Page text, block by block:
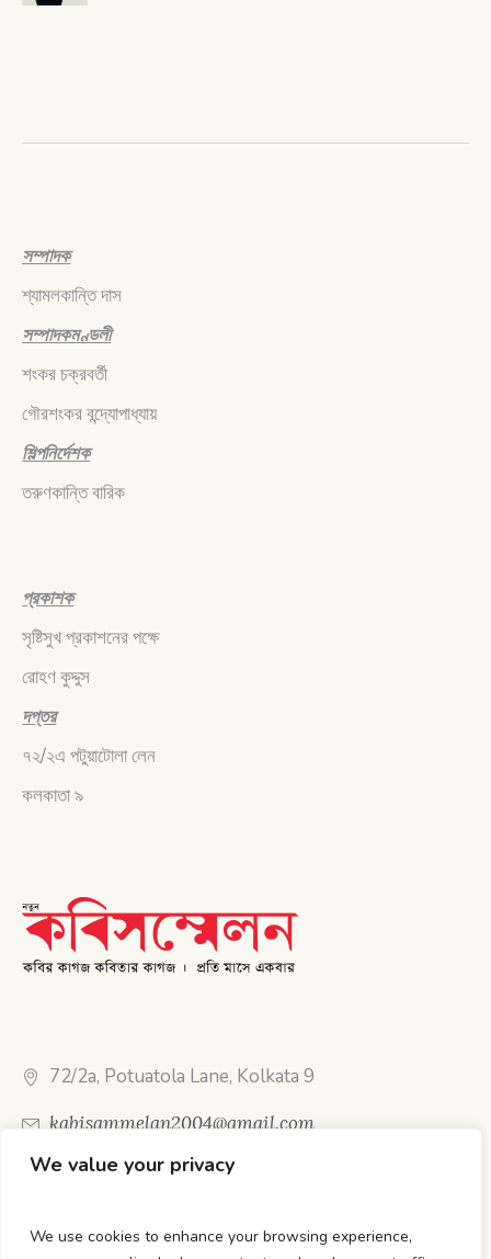
We value your privacy
We use cookies to enhance your browsing experience,
সম্পাদক
শ্যামলকান্তি দাস
সম্পাদকমণ্ডলী
শংকর চক্রবর্তী
গৌরশংকর বন্দ্যোপাধ্যায়
শিল্পনির্দেশক
তরুণকান্তি বারিক
প্রকাশক
সৃষ্টিসুখ প্রকাশনের পক্ষে
রোহণ কুদ্দুস
দপ্তর
৭২/২এ পটুয়াটোলা লেন
কলকাতা ৯
72/2a, Potuatola Lane, Kolkata 9
kabisammelan2004@gmail.com
Call Us: 89612 37050 (WhatsApp available)